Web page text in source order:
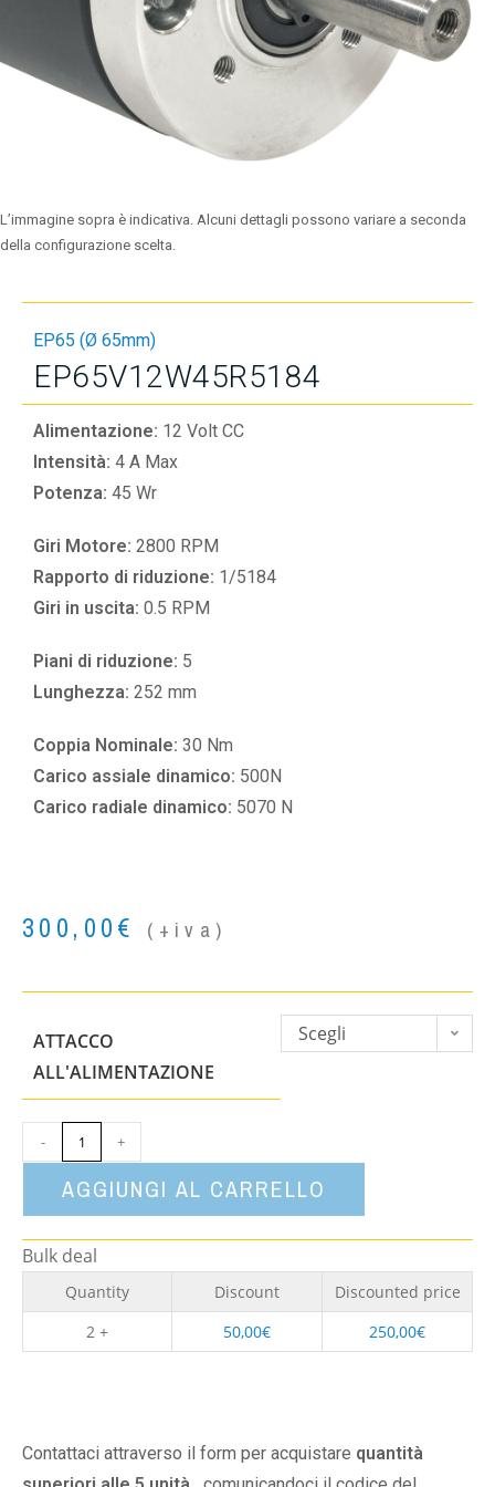
L’immagine sopra è indicativa. Alcuni dettagli possono variare a seconda
della configurazione scelta.
EP65 (Ø 65mm)
EP65V12W45R5184
Alimentazione: 12 Volt CC
Intensità: 4 A Max
Potenza: 45 Wr
Giri Motore: 2800 RPM
Rapporto di riduzione: 1/5184
Giri in uscita: 0.5 RPM
Piani di riduzione: 5
Lunghezza: 252 mm
Coppia Nominale: 30 Nm
Carico assiale dinamico: 500N
Carico radiale dinamico: 5070 N
300,00€ (+iva)
ATTACCO
ALL'ALIMENTAZIONE
Scegli
- +
AGGIUNGI AL CARRELLO
Bulk deal
Quantity Discount
Discounted price
2 +
50,00€ 250,00€
Contattaci attraverso il form per acquistare quantità